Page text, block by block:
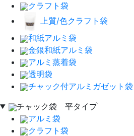
クラフト袋
上質/色クラフト袋
和紙アルミ袋
金銀和紙アルミ袋
アルミ蒸着袋
透明袋
チャック付アルミガゼット袋
チャック袋 平タイプ
アルミ袋
クラフト袋